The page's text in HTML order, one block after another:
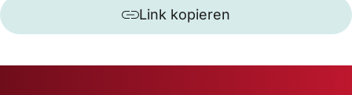
Link kopieren